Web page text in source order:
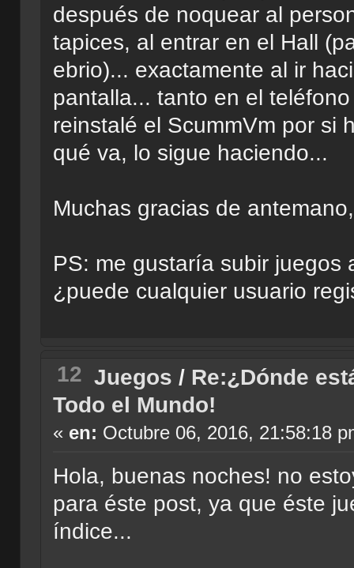
después de noquear al
tapices, al entrar en el Hall
ebrio)... exactamente al ir
pantalla... tanto en el
reinstalé el ScummVm por si
qué va, lo sigue haciendo...
Muchas gracias de
PS: me gustaría subir
¿puede cualquier usuario
12 Juegos / Re:¿Dónde
Todo el Mundo!
« en: Octubre 06, 2016, 21:58:18
Hola, buenas noches! no
para éste post, ya que éste
índice...